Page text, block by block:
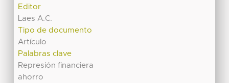
Editor
Laes A.C.
Tipo de documento
Artículo
Palabras clave
Represión financiera
ahorro